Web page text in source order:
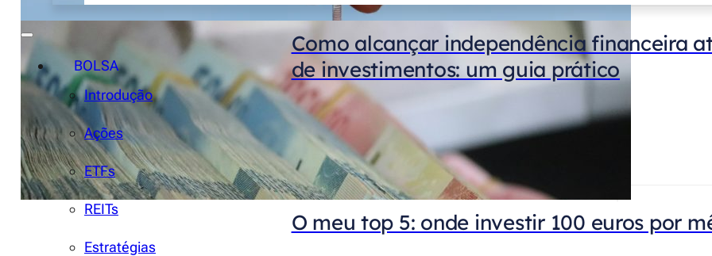
BOLSA
Introdução
Ações
ETFs
REITs
Estratégias
Como alcançar independência financeira
de investimentos: um guia prático
O meu top 5: onde investir 100 euros por